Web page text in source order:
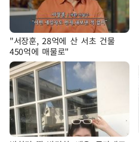
"서장훈, 28억에 산 서초 건물
450억에 매물로"